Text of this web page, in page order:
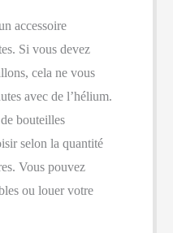
accessoire
Si vous devez
cela ne vous
avec de l’hélium.
bouteilles
selon la quantité
Vous pouvez
ou louer votre